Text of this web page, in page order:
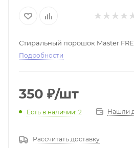
Стиральный порошок Master
Подробности
350 ₽/шт
Есть в наличии: 2 Нашли
Рассчитать доставку